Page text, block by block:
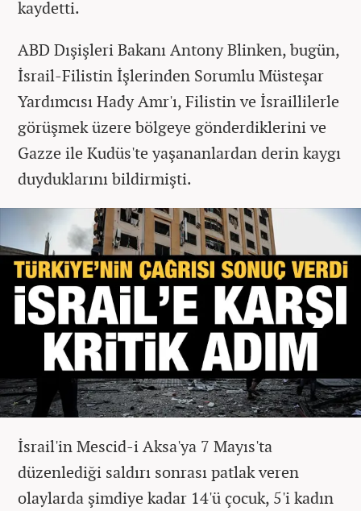
kaydetti.
ABD Dışişleri Bakanı Antony Blinken, bugün,
İsrail-Filistin İşlerinden Sorumlu Müsteşar
Yardımcısı Hady Amr'ı, Filistin ve İsraillilerle
görüşmek üzere bölgeye gönderdiklerini ve
Gazze ile Kudüs'te yaşananlardan derin kaygı
duyduklarını bildirmişti.
İsrail'in Mescid-i Aksa'ya 7 Mayıs'ta
düzenlediği saldırı sonrası patlak veren
olaylarda şimdiye kadar 14'ü çocuk, 5'i kadın